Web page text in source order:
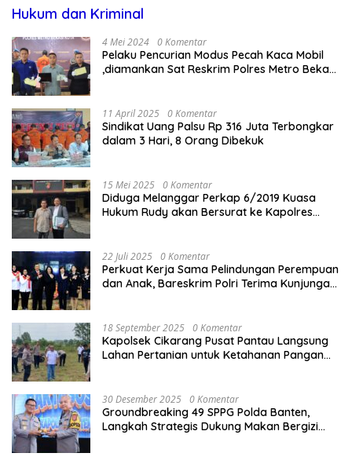
Hukum dan Kriminal
4 Mei 2024 0 Komentar
Pelaku Pencurian Modus Pecah Kaca Mobil
,diamankan Sat Reskrim Polres Metro Bekasi
11 April 2025 0 Komentar
Sindikat Uang Palsu Rp 316 Juta Terbongkar
dalam 3 Hari, 8 Orang Dibekuk
15 Mei 2025 0 Komentar
Diduga Melanggar Perkap 6/2019 Kuasa
Hukum Rudy akan Bersurat ke Kapolres
22 Juli 2025 0 Komentar
Perkuat Kerja Sama Pelindungan Perempuan
dan Anak, Bareskrim Polri Terima Kunjungan
18 September 2025 0 Komentar
Kapolsek Cikarang Pusat Pantau Langsung
Lahan Pertanian untuk Ketahanan Pangan
30 Desember 2025 0 Komentar
Groundbreaking 49 SPPG Polda Banten,
Langkah Strategis Dukung Makan Bergizi